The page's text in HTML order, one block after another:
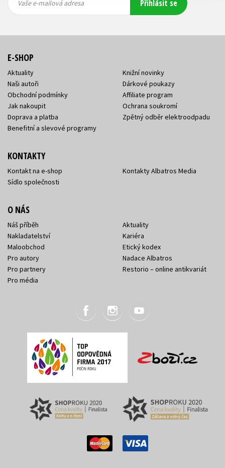
mailová
mailová
Vaše e-mailová adresa Přihlásit se
E-SHOP
Aktuality
Naši autoři
Obchodní podmínky
Jak nakoupit
Doprava a platba
Benefitní a slevové programy
Knižní novinky
Dárkové poukazy
Affiliate program
Ochrana soukromí
Zpětný odběr elektroodpadu
KONTAKTY
Kontakt na e-shop
Sídlo společnosti
Kontakty Albatros Media
O NÁS
Náš příběh
Nakladatelství
Maloobchod
Pro autory
Pro partnery
Pro média
Aktuality
Kariéra
Etický kodex
Nadace Albatros
Restorio – online antikvariát